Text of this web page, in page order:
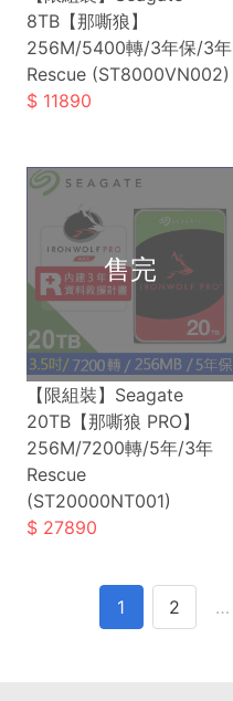
8TB【那嘶狼】
256M/5400轉/3年保/3年
Rescue (ST8000VN002)
11890
【限組裝】Seagate
20TB【那嘶狼 PRO】
256M/7200轉/5年/3年
Rescue
(ST20000NT001)
27890
1 2 …